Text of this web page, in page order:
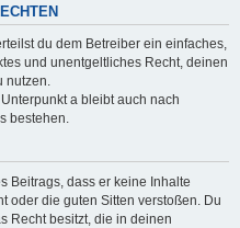
du dem Betreiber ein einfaches,
und unentgeltliches Recht, deinen
nutzen.
a bleibt auch nach
bestehen.
Beitrags, dass er keine Inhalte
oder die guten Sitten verstoßen. Du
Recht besitzt, die in deinen